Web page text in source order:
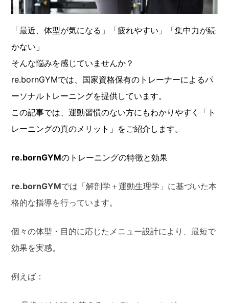
「最近、体型が気になる」「疲れやすい」「集中力が続
かない」
そんな悩みを感じていませんか？
re.bornGYMでは、国家資格保有のトレーナーによるパ
ーソナルトレーニングを提供しています。
この記事では、運動習慣のない方にもわかりやすく「ト
レーニングの真のメリット」をご紹介します。
re.bornGYMのトレーニングの特徴と効果
re.bornGYMでは「解剖学＋運動生理学」に基づいた本
格的な指導を行っています。
個々の体型・目的に応じたメニュー設計により、最短で
効果を実感。
例えば：